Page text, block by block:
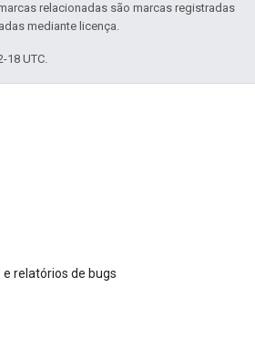
relacionadas são marcas registradas
mediante licença.
18 UTC.
relatórios de bugs